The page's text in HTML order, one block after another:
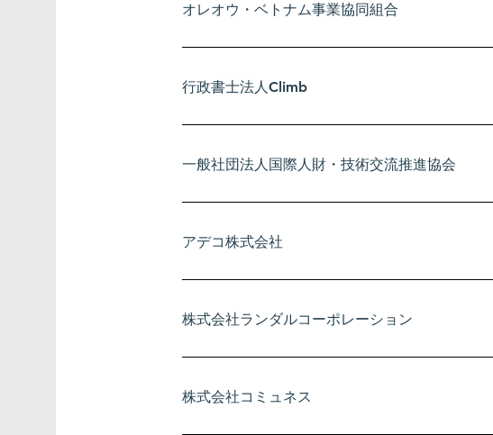
GMOアオゾラネット銀行株式会社
オレオウ・ベトナム事業協同組合
行政書士法人Climb
一般社団法人国際人財・技術交流推進協会
アデコ株式会社
株式会社ランダルコーポレーション
株式会社コミュネス